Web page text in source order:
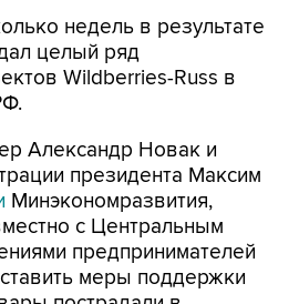
недель в результате
целый ряд
Wildberries-Russ в
Александр Новак и
президента Максим
Минэкономразвития,
с Центральным
предпринимателей
меры поддержки